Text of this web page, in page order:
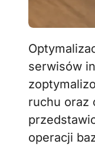
serwisów
ruchu oraz
operacji